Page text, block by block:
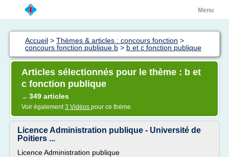
Menu
Accueil > Thèmes & articles : concours fonction >
concours fonction publique b > b et c fonction publique
Articles sélectionnés pour le thème : b et
c fonction publique
→ 349 articles
Voir également3 Vidéos pour ce thème
Licence Administration publique - Université de
Poitiers ...
Licence Administration publique